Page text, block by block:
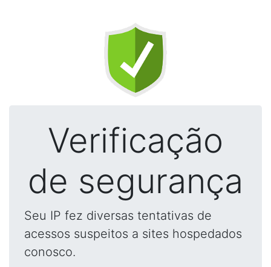
Verificação
de segurança
Seu IP fez diversas tentativas de
acessos suspeitos a sites hospedados
conosco.